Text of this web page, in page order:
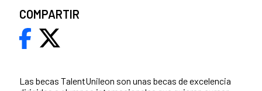
Las becas TalentUnileon son unas becas de excelencia
COMPARTIR